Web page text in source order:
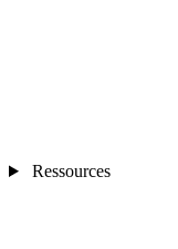
Ressources